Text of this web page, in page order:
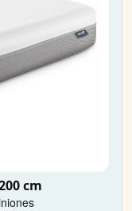
cm